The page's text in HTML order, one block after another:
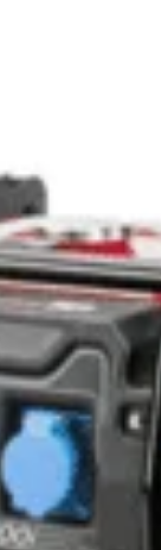
de
3.140